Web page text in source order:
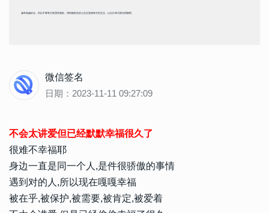
越幸福越好运，所以不要每天愁眉苦脸啦，用积极阳光的心态去迎接每天的生活，让自己每天阳光明媚吧。
微信签名
日期：2023-11-11 09:27:09
不会太讲爱但已经默默幸福很久了
很难不幸福耶
身边一直是同一个人,是件很骄傲的事情
遇到对的人,所以现在嘎嘎幸福
被在乎,被保护,被需要,被肯定,被爱着